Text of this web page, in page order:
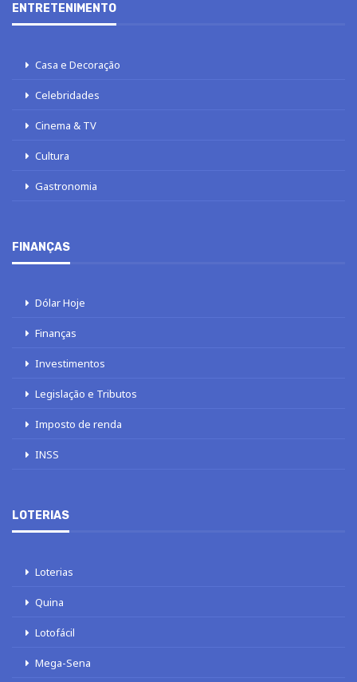
ENTRETENIMENTO
Casa e Decoração
Celebridades
Cinema & TV
Cultura
Gastronomia
FINANÇAS
Dólar Hoje
Finanças
Investimentos
Legislação e Tributos
Imposto de renda
INSS
LOTERIAS
Loterias
Quina
Lotofácil
Mega-Sena